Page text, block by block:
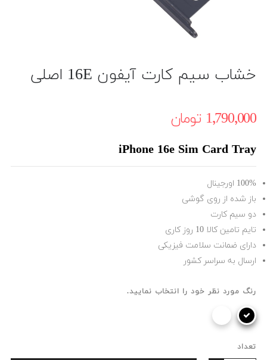
خشاب سیم کارت آیفون 16E اصلی
1٬790٬000 ‎تومان
iPhone 16e Sim Card Tray
100% اورجینال
باز شده از روی گوشی
دو سیم کارت
تایم تامین کالا 10 روز کاری
دارای ضمانت سلامت فیزیکی
ارسال به سراسر کشور
رنگ مورد نظر خود را انتخاب نمایید.
تعداد